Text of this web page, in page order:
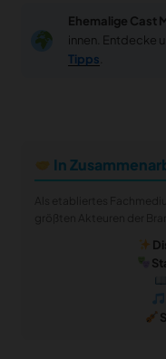
Ehemalige Cast
innen. Entdecke
Tipps
In